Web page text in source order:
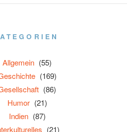
Allgemein (55)
(169)
(86)
Humor (21)
Indien (87)
(21)